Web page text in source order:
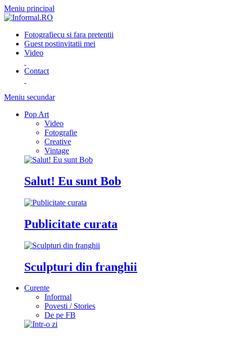
Meniu principal
Fotografiecu si fara pretentii
Guest postinvitatii mei
Video
Contact
Meniu secundar
Pop Art
Video
Fotografie
Creative
Vintage
Salut! Eu sunt Bob
Publicitate curata
Sculpturi din franghii
Curente
Informal
Povesti / Stories
De pe FB